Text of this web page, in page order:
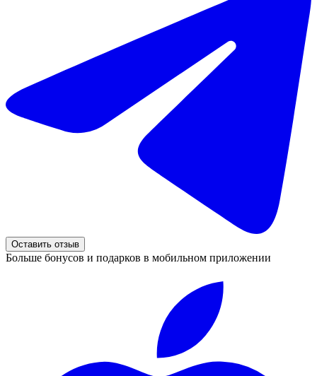
Оставить отзыв
Больше бонусов и подарков в мобильном приложении